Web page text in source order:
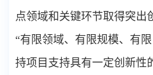
点领域和关键环节取得突出
“有限领域、有限规模、有
持项目支持具有一定创新性